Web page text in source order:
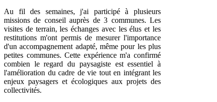
Au fil des semaines, j'ai participé à plusieurs
missions de conseil auprès de 3 communes. Les
visites de terrain, les échanges avec les élus et les
restitutions m'ont permis de mesurer l'importance
d'un accompagnement adapté, même pour les plus
petites communes. Cette expérience m'a confirmé
combien le regard du paysagiste est essentiel à
l'amélioration du cadre de vie tout en intégrant les
enjeux paysagers et écologiques aux projets des
collectivités.